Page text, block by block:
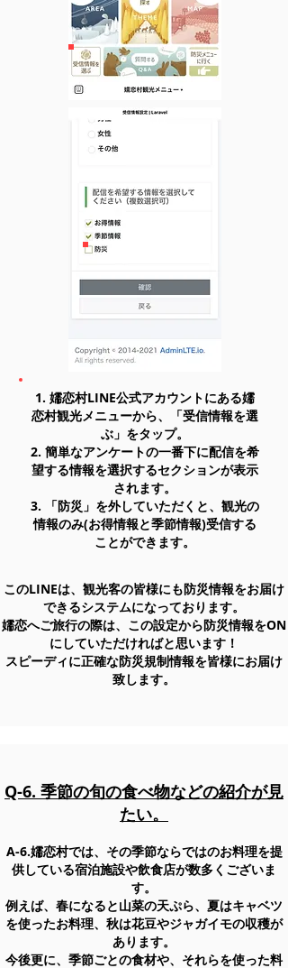
1. 嬬恋村LINE公式アカウントにある嬬
恋村観光メニューから、「受信情報を選
ぶ」をタップ。
2. 簡単なアンケートの一番下に配信を希
望する情報を選択するセクションが表示
されます。
3. 「防災」を外していただくと、 観光の
情報のみ(お得情報と季節情報)受信する
ことができます。
このLINEは、観光客の皆様にも防災情報をお届け
できるシステムになっております。
嬬恋へご旅行の際は、この設定から防災情報をON
にしていただければと思います！
スピーディに正確な防災規制情報を皆様にお届け
致します。
Q-6. 季節の旬の食べ物などの紹介が見
たい。
A-6.嬬恋村では、その季節ならではのお料理を提
供している宿泊施設や飲食店が数多くございま
す。
​例えば、春になると山菜の天ぷら、夏はキャベツ
を使ったお料理、秋は花豆やジャガイモの収穫が
あります。
​今後更に、季節ごとの食材や、それらを使った料